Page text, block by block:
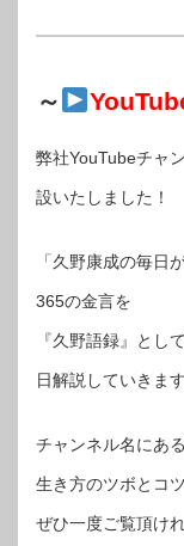
～
弊社YouTubeチャ
設いたしました！
「久野康成の毎日
365の金言を
『久野語録』とし
日解説していきます
チャンネル名にあ
生き方のツボとコ
ぜひ一度ご覧頂け